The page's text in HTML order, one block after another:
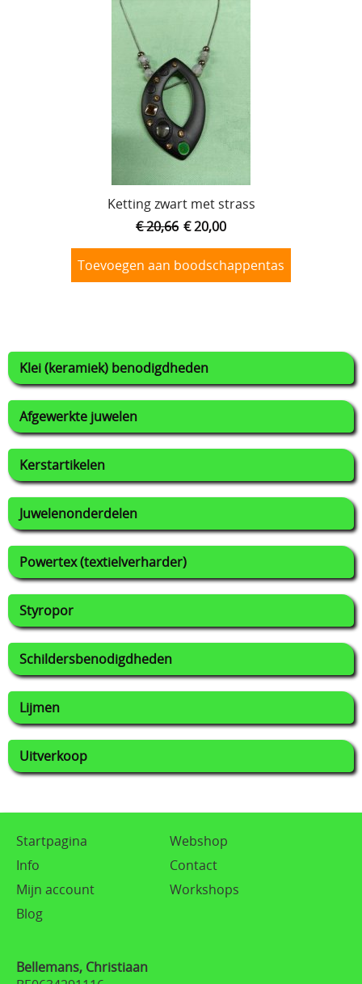
Klei (keramiek) benodigdheden
Afgewerkte juwelen
Kerstartikelen
Juwelenonderdelen
Powertex (textielverharder)
Styropor
Schildersbenodigdheden
Lijmen
Uitverkoop
Ketting zwart met strass
€ 20,66 € 20,00
Toevoegen aan boodschappentas
Startpagina
Webshop
Info
Contact
Mijn account
Workshops
Blog
Bellemans, Christiaan